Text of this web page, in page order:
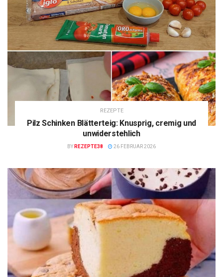
REZEPTE
Pilz Schinken Blätterteig: Knusprig, cremig und
unwiderstehlich
BY REZEPTE38 26 FEBRUAR 2026